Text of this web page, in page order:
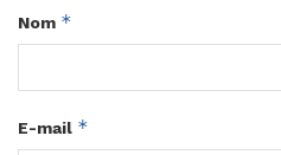
Nom *
E-mail *